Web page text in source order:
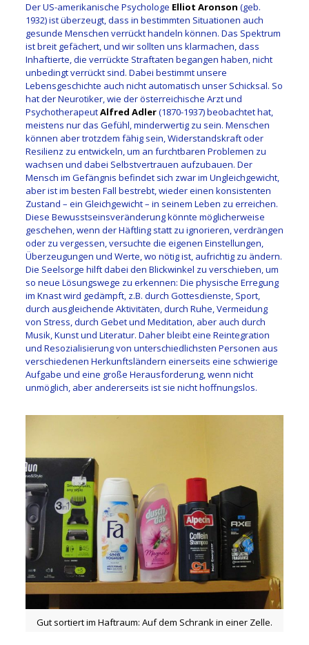
Der US-amerikanische Psychologe Elliot Aronson (geb.
1932) ist überzeugt, dass in bestimmten Situationen auch
gesunde Menschen verrückt handeln können. Das Spektrum
ist breit gefächert, und wir sollten uns klarmachen, dass
Inhaftierte, die verrückte Straftaten begangen haben, nicht
unbedingt verrückt sind. Dabei bestimmt unsere
Lebensgeschichte auch nicht automatisch unser Schicksal. So
hat der Neurotiker, wie der österreichische Arzt und
PsychotherapeutAlfred Adler(1870-1937) beobachtet hat,
meistens nur das Gefühl, minderwertig zu sein. Menschen
können aber trotzdem fähig sein, Widerstandskraft oder
Resilienz zu entwickeln, um an furchtbaren Problemen zu
wachsen und dabei Selbstvertrauen aufzubauen. Der
Mensch im Gefängnis befindet sich zwar im Ungleichgewicht,
aber ist im besten Fall bestrebt, wieder einen konsistenten
Zustand – ein Gleichgewicht – in seinem Leben zu erreichen.
Diese Bewusstseinsveränderung könnte möglicherweise
geschehen, wenn der Häftling statt zu ignorieren, verdrängen
oder zu vergessen, versuchte die eigenen Einstellungen,
Überzeugungen und Werte, wo nötig ist, aufrichtig zu ändern.
Die Seelsorge hilft dabei den Blickwinkel zu verschieben, um
so neue Lösungswege zu erkennen: Die physische Erregung
im Knast wird gedämpft, z.B. durch Gottesdienste, Sport,
durch ausgleichende Aktivitäten, durch Ruhe, Vermeidung
von Stress, durch Gebet und Meditation, aber auch durch
Musik, Kunst und Literatur. Daher bleibt eine Reintegration
und Resozialisierung von unterschiedlichsten Personen aus
verschiedenen Herkunftsländern einerseits eine schwierige
Aufgabe und eine große Herausforderung, wenn nicht
unmöglich, aber andererseits ist sie nicht hoffnungslos.
Gut sortiert im Haftraum: Auf dem Schrank in einer Zelle.